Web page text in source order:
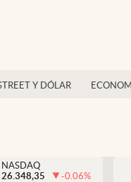
Y DÓLAR
NASDAQ
26.348,35
-0.06%